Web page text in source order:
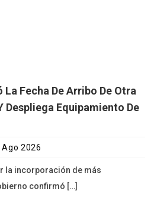
Fecha De Arribo De Otra
Despliega Equipamiento De
Ago 2026
la incorporación de más
confirmó […]